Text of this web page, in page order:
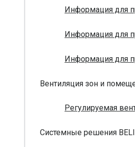
Информация для
Информация для
Информация для
Вентиляция зон и
Регулируемая
Системные решения